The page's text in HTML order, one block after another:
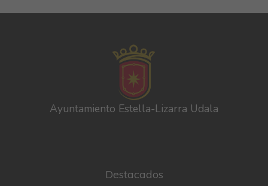
Ayuntamiento Estella-Lizarra Udala
Destacados